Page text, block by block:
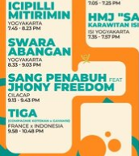
AB Winata,
Virus Corona bisa
berseminya kembali
Indonesia.” Ini
benih-benih baru
peradaban baru
sebenarnya ke-